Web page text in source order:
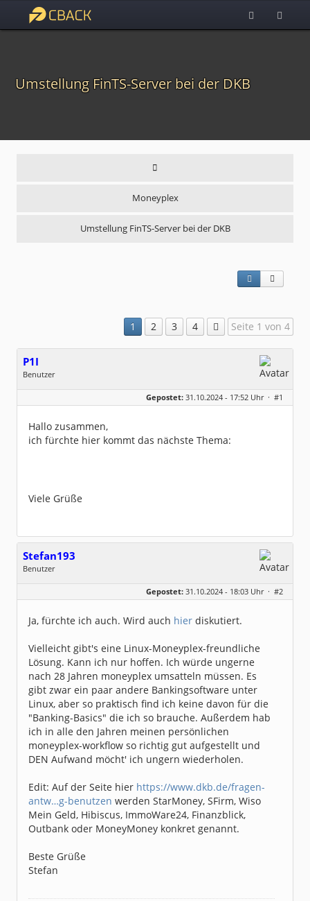
Umstellung FinTS-Server bei der DKB
Moneyplex
Umstellung FinTS-Server bei der DKB
1 2 3 4 Seite 1 von 4
P1I
Benutzer
Geschlecht:
keine Angabe
Dabei seit:
02 / 2008
Gepostet: 31.10.2024 - 17:52 Uhr · #1
Hallo zusammen,
ich fürchte hier kommt das nächste Thema:
Viele Grüße
Stefan193
Benutzer
Dabei seit:
09 / 2017
Gepostet: 31.10.2024 - 18:03 Uhr · #2
Ja, fürchte ich auch. Wird auch hier diskutiert.
Vielleicht gibt's eine Linux-Moneyplex-freundliche
Lösung. Kann ich nur hoffen. Ich würde ungerne
nach 28 Jahren moneyplex umsatteln müssen. Es
gibt zwar ein paar andere Bankingsoftware unter
Linux, aber so praktisch find ich keine davon für die
"Banking-Basics" die ich so brauche. Außerdem hab
ich in alle den Jahren meinen persönlichen
moneyplex-workflow so richtig gut aufgestellt und
DEN Aufwand möcht' ich ungern wiederholen.
Edit: Auf der Seite hier https://www.dkb.de/fragen-
antw…g-benutzen werden StarMoney, SFirm, Wiso
Mein Geld, Hibiscus, ImmoWare24, Finanzblick,
Outbank oder MoneyMoney konkret genannt.
Beste Grüße
Stefan